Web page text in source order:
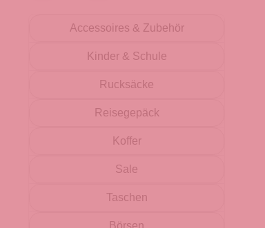
Accessoires & Zubehör
Kinder & Schule
Rucksäcke
Reisegepäck
Koffer
Sale
Taschen
Börsen